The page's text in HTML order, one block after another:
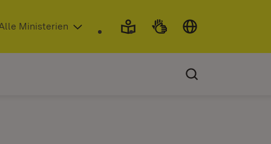
neuem Fenster)
Ministerien